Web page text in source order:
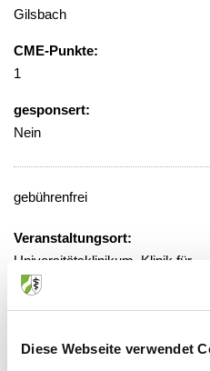
Diese Webseite verwendet
Gilsbach
CME-Punkte:
1
gesponsert:
Nein
gebührenfrei
Veranstaltungsort:
Universitätsklinikum, Klinik für
Psychatrie, Psychosomatik und
Neuenhofer Weg 22, 52074